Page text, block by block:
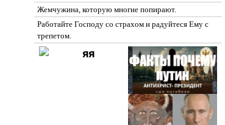
Жемчужина, которую многие попирают.
Работайте Господу со страхом и радуйтеся Ему с
трепетом.